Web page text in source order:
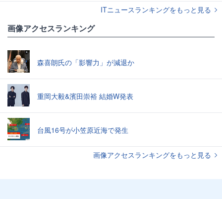
ITニュースランキングをもっと見る
画像アクセスランキング
森喜朗氏の「影響力」が減退か
重岡大毅&濱田崇裕 結婚W発表
台風16号が小笠原近海で発生
画像アクセスランキングをもっと見る